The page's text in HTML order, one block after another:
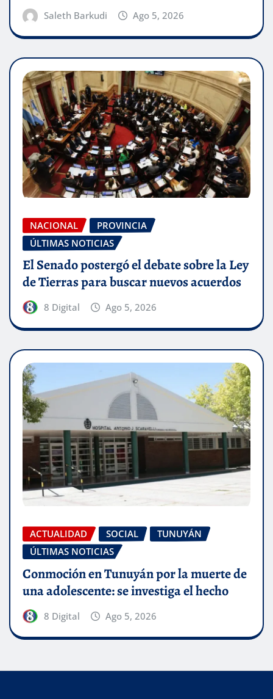
Saleth Barkudi Ago 5, 2026
NACIONAL
PROVINCIA
ÚLTIMAS NOTICIAS
El Senado postergó el debate sobre la Ley
de Tierras para buscar nuevos acuerdos
8 Digital Ago 5, 2026
ACTUALIDAD SOCIAL
TUNUYÁN
ÚLTIMAS NOTICIAS
Conmoción en Tunuyán por la muerte de
una adolescente: se investiga el hecho
8 Digital Ago 5, 2026